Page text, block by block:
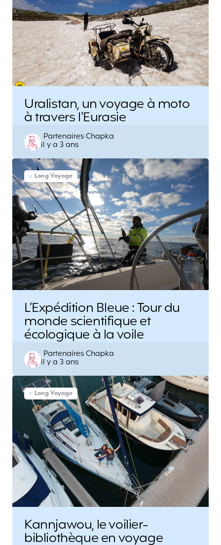
Uralistan, un voyage à moto
à travers l’Eurasie
Posted
by
Partenaires Chapka
il y a 3 ans
Long Voyage
L’Expédition Bleue : Tour du
monde scientifique et
écologique à la voile
Posted
by
Partenaires Chapka
il y a 3 ans
Long Voyage
Kannjawou, le voilier-
bibliothèque en voyage